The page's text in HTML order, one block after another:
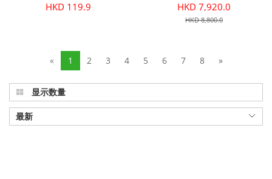
HKD 119.9 HKD 7,920.0
HKD 8,800.0
« 1 2 3 4 5 6 7 8 »
显示数量
最新